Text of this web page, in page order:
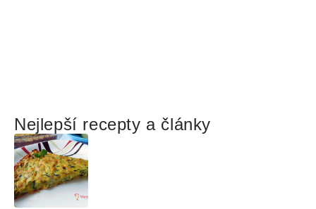
Nejlepší recepty a články